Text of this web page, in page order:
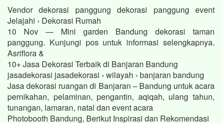
Vendor dekorasi panggung dekorasi panggung event
Jelajahi › Dekorasi Rumah
10 Nov — Mini garden Bandung dekorasi taman
panggung. Kunjungi pos untuk informasi selengkapnya.
Asriflora &
10+ Jasa Dekorasi Terbaik di Banjaran Bandung
jasadekorasi jasadekorasi › wilayah › banjaran bandung
Jasa dekorasi ruangan di Banjaran – Bandung untuk acara
pernikahan, pelaminan, pengantin, aqiqah, ulang tahun,
tunangan, lamaran, natal dan event acara
Photobooth Bandung, Berikut Inspirasi dan Rekomendasi